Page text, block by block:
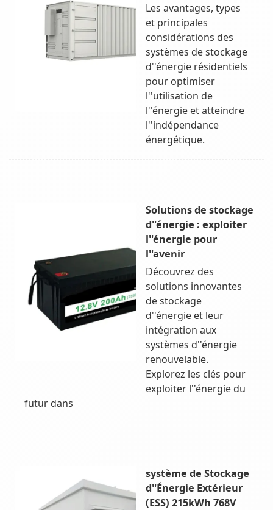
Les avantages, types
et principales
considérations des
systèmes de stockage
d''énergie résidentiels
pour optimiser
l''utilisation de
l''énergie et atteindre
l''indépendance
énergétique.
Solutions de stockage
d''énergie : exploiter
l''énergie pour
l''avenir
Découvrez des
solutions innovantes
de stockage
d''énergie et leur
intégration aux
systèmes d''énergie
renouvelable.
Explorez les clés pour
exploiter l''énergie du
futur dans
système de Stockage
d''Énergie Extérieur
(ESS) 215kWh 768V